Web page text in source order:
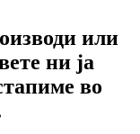
или
ни ја
во